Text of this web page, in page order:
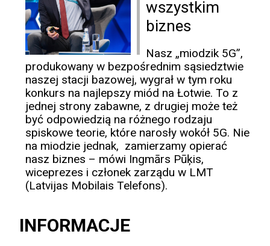
wszystkim
biznes
Nasz „miodzik 5G”,
produkowany w bezpośrednim sąsiedztwie
naszej stacji bazowej, wygrał w tym roku
konkurs na najlepszy miód na Łotwie. To z
jednej strony zabawne, z drugiej może też
być odpowiedzią na różnego rodzaju
spiskowe teorie, które narosły wokół 5G. Nie
na miodzie jednak, zamierzamy opierać
nasz biznes – mówi Ingmārs Pūķis,
wiceprezes i członek zarządu w LMT
(Latvijas Mobilais Telefons).
INFORMACJE